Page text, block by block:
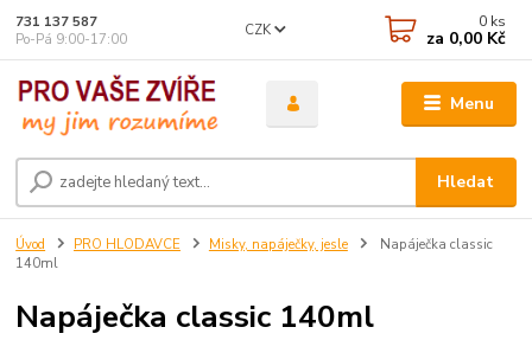
Menu
CZK
Hledat
731 137 587
Po-Pá 9:00-17:00
0 ks
za 0,00 Kč
Úvod PRO HLODAVCE Misky, napáječky, jesle
Napáječka classic
140ml
Napáječka classic 140ml